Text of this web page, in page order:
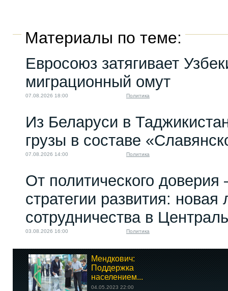
Материалы по теме:
Евросоюз затягивает
миграционный омут
07.08.2026 18:00 Политика
Из Беларуси в
грузы в составе
07.08.2026 14:00 Политика
От политического
стратегии развития: новая
сотрудничества в
03.08.2026 16:00 Политика
Мендкович:
Поддержка
населением...
04.05.2023 22:00